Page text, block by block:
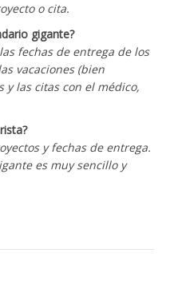
o cita.
gigante?
fechas de entrega de los
vacaciones (bien
y las citas con el médico,
y fechas de entrega.
es muy sencillo y